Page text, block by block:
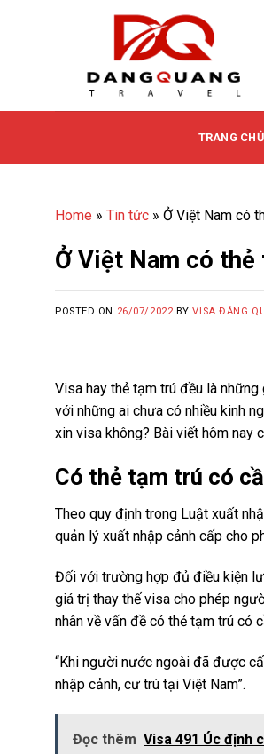
TRANG CHỦ
Home » Tin tức » Ở Việt Nam có
Ở Việt Nam có
POSTED ON 26/07/2022 BYVISA ĐĂNG
Visa hay thẻ tạm trú đều là
với những ai chưa có nhiều kinh
xin visa không? Bài viết hôm nay
Có thẻ tạm trú có
Theo quy định trong Luật xuất
quản lý xuất nhập cảnh cấp cho
Đối với trường hợp đủ điều kiện
giá trị thay thế visa cho phép
nhân về vấn đề có thẻ tạm trú có
“Khi người nước ngoài đã được
nhập cảnh, cư trú tại Việt Nam”.
Đọc thêm Visa 491 Úc định